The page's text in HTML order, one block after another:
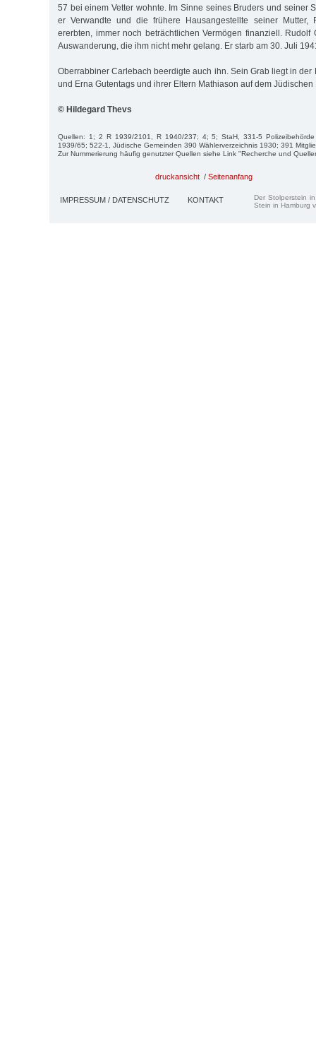
57 bei einem Vetter wohnte. Im Sinne seines Bruders und seiner
er Verwandte und die frühere Hausangestellte seiner Mutter,
ererbten, immer noch beträchtlichen Vermögen finanziell. Rudolf
Auswanderung, die ihm nicht mehr gelang. Er starb am 30. Juli
Oberrabbiner Carlebach beerdigte auch ihn. Sein Grab liegt in der
und Erna Gutentags und ihrer Eltern Mathiason auf dem Jüdischen
© Hildegard Thevs
Quellen: 1; 2 R 1939/2101, R 1940/237; 4; 5; StaH, 331-5 Polizeibehörde
1939/65; 522-1, Jüdische Gemeinden 390 Wählerverzeichnis 1930; 391
Zur Nummerierung häufig genutzter Quellen siehe Link "Recherche und
druckansicht / Seitenanfang
IMPRESSUM / DATENSCHUTZ KONTAKT
Der Stolperstein
Stein in Hamburg